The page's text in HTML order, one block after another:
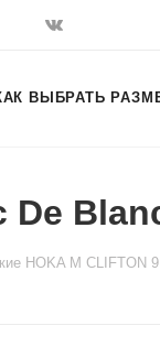
ВЫБРАТЬ
De
HOKA M CLIFTON